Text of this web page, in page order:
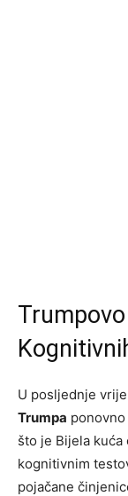
U posljednje
Trumpa
što je Bijela
kognitivnim
pojačane